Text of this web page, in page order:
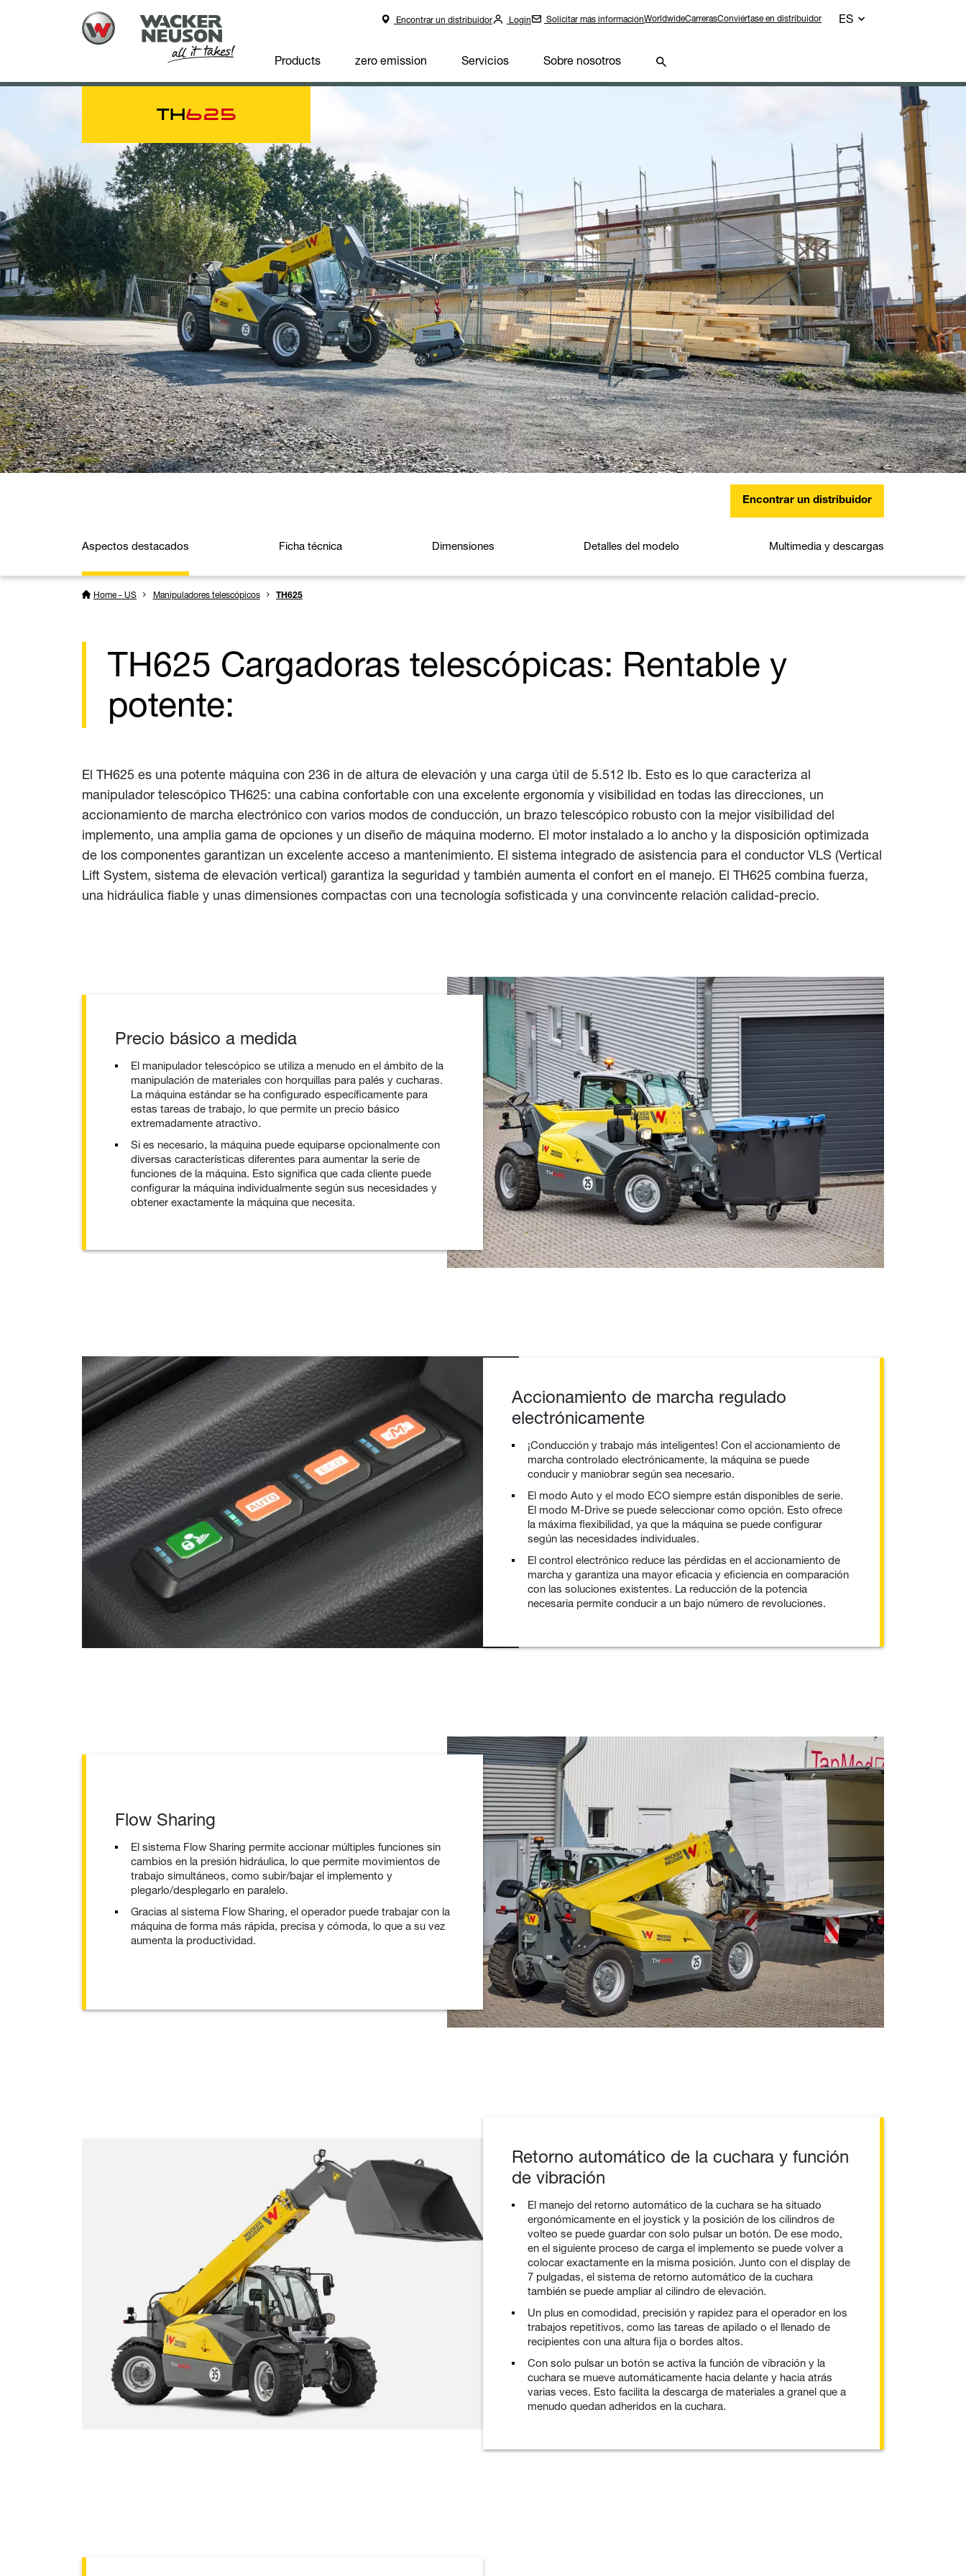
Encontrar un distribuidor Login Solicitar más informaciónWorldwideCarrerasConviértase en distribuidor ES
Products zero emission Servicios Sobre nosotros
TH625
Encontrar un distribuidor
Aspectos destacados Ficha técnica Dimensiones Detalles del modelo Multimedia y descargas
Home - US Manipuladores telescópicos TH625
TH625 Cargadoras telescópicas: Rentable y
potente:
El TH625 es una potente máquina con 236 in de altura de elevación y una carga útil de 5.512 lb. Esto es lo que caracteriza al
manipulador telescópico TH625: una cabina confortable con una excelente ergonomía y visibilidad en todas las direcciones, un
accionamiento de marcha electrónico con varios modos de conducción, un brazo telescópico robusto con la mejor visibilidad del
implemento, una amplia gama de opciones y un diseño de máquina moderno. El motor instalado a lo ancho y la disposición optimizada
de los componentes garantizan un excelente acceso a mantenimiento. El sistema integrado de asistencia para el conductor VLS (Vertical
Lift System, sistema de elevación vertical) garantiza la seguridad y también aumenta el confort en el manejo. El TH625 combina fuerza,
una hidráulica fiable y unas dimensiones compactas con una tecnología sofisticada y una convincente relación calidad-precio.
Precio básico a medida
El manipulador telescópico se utiliza a menudo en el ámbito de la
manipulación de materiales con horquillas para palés y cucharas.
La máquina estándar se ha configurado específicamente para
estas tareas de trabajo, lo que permite un precio básico
extremadamente atractivo.
Si es necesario, la máquina puede equiparse opcionalmente con
diversas características diferentes para aumentar la serie de
funciones de la máquina. Esto significa que cada cliente puede
configurar la máquina individualmente según sus necesidades y
obtener exactamente la máquina que necesita.
Accionamiento de marcha regulado
electrónicamente
¡Conducción y trabajo más inteligentes! Con el accionamiento de
marcha controlado electrónicamente, la máquina se puede
conducir y maniobrar según sea necesario.
El modo Auto y el modo ECO siempre están disponibles de serie.
El modo M-Drive se puede seleccionar como opción. Esto ofrece
la máxima flexibilidad, ya que la máquina se puede configurar
según las necesidades individuales.
El control electrónico reduce las pérdidas en el accionamiento de
marcha y garantiza una mayor eficacia y eficiencia en comparación
con las soluciones existentes. La reducción de la potencia
necesaria permite conducir a un bajo número de revoluciones.
Flow Sharing
El sistema Flow Sharing permite accionar múltiples funciones sin
cambios en la presión hidráulica, lo que permite movimientos de
trabajo simultáneos, como subir/bajar el implemento y
plegarlo/desplegarlo en paralelo.
Gracias al sistema Flow Sharing, el operador puede trabajar con la
máquina de forma más rápida, precisa y cómoda, lo que a su vez
aumenta la productividad.
Retorno automático de la cuchara y función
de vibración
El manejo del retorno automático de la cuchara se ha situado
ergonómicamente en el joystick y la posición de los cilindros de
volteo se puede guardar con solo pulsar un botón. De ese modo,
en el siguiente proceso de carga el implemento se puede volver a
colocar exactamente en la misma posición. Junto con el display de
7 pulgadas, el sistema de retorno automático de la cuchara
también se puede ampliar al cilindro de elevación.
Un plus en comodidad, precisión y rapidez para el operador en los
trabajos repetitivos, como las tareas de apilado o el llenado de
recipientes con una altura fija o bordes altos.
Con solo pulsar un botón se activa la función de vibración y la
cuchara se mueve automáticamente hacia delante y hacia atrás
varias veces. Esto facilita la descarga de materiales a granel que a
menudo quedan adheridos en la cuchara.